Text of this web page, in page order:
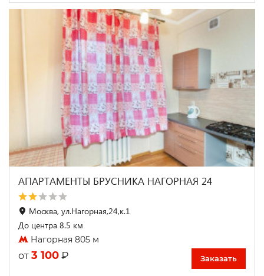
АПАРТАМЕНТЫ БРУСНИКА НАГОРНАЯ 24
Москва, ул.Нагорная,24,к.1
До центра 8.5 км
Нагорная 805 м
от 3 100 ₽ Заказать